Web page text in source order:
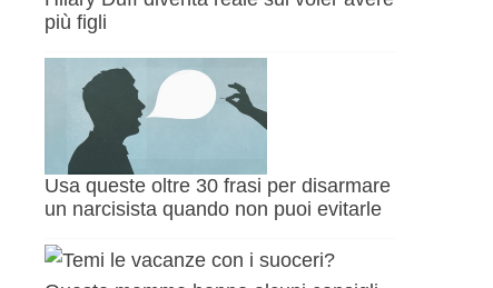
più figli
Usa queste oltre 30 frasi per disarmare
un narcisista quando non puoi evitarle